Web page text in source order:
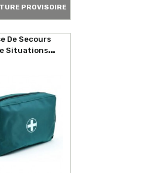
PROVISOIRE
De Secours
Situations